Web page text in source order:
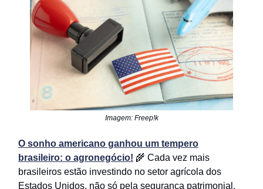
Imagem: Freep!k
O sonho americano ganhou um tempero
brasileiro: o agronegócio! 🌾 Cada vez mais
brasileiros estão investindo no setor agrícola dos
Estados Unidos, não só pela segurança patrimonial,